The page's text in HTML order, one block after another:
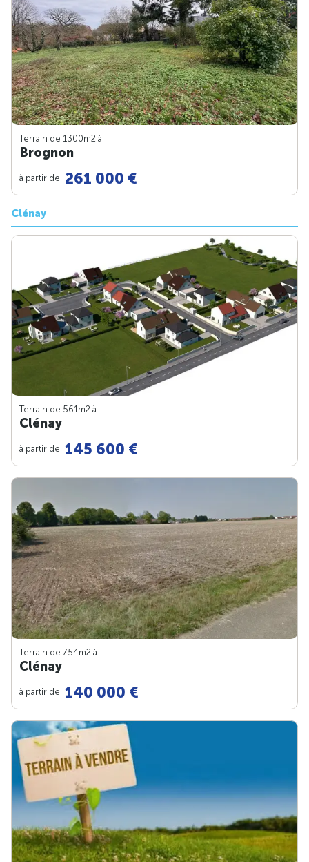
Terrain de 1300m2 à
Brognon
à partir de 261 000 €
Clénay
Terrain de 561m2 à
Clénay
à partir de 145 600 €
Terrain de 754m2 à
Clénay
à partir de 140 000 €